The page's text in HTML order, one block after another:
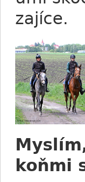
zajíce.
koňmi